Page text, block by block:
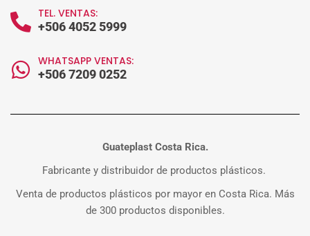
TEL. VENTAS:
+506 4052 5999
WHATSAPP VENTAS:
+506 7209 0252
Guateplast Costa Rica.
Fabricante y distribuidor de productos plásticos.
Venta de productos plásticos por mayor en Costa Rica. Más
de 300 productos disponibles.